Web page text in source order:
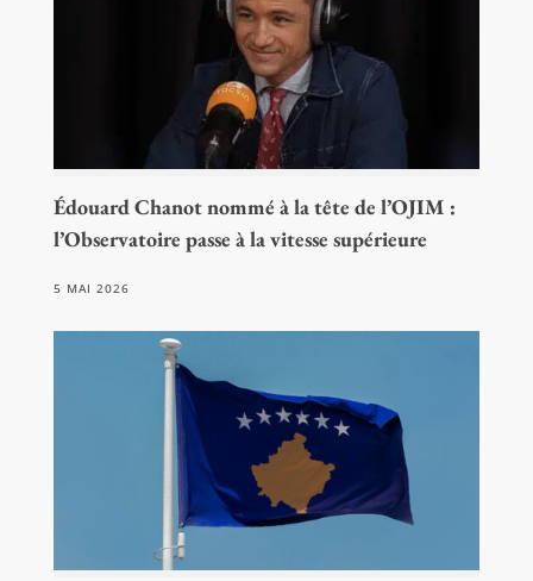
Édouard Chanot nommé à la tête de l’OJIM :
l’Observatoire passe à la vitesse supérieure
5 MAI 2026